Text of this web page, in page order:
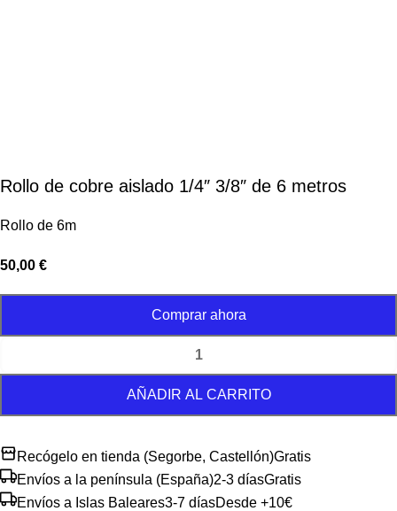
Rollo de cobre aislado 1/4″ 3/8″ de 6 metros
Rollo de 6m
50,00 €
AÑADIR AL CARRITO
Comprar ahora
Recógelo en tienda (Segorbe, Castellón)Gratis
Envíos a la península (España)2-3 díasGratis
Envíos a Islas Baleares3-7 díasDesde +10€